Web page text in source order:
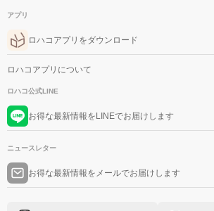
アプリ
ロハコアプリをダウンロード
ロハコアプリについて
ロハコ公式LINE
お得な最新情報をLINEでお届けします
ニュースレター
お得な最新情報をメールでお届けします